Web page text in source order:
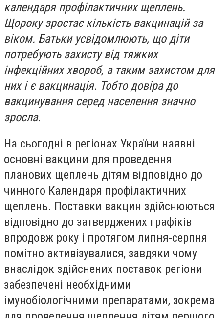
календаря профілактичних щеплень.
Щороку зростає кількість вакцинацій за
віком. Батьки усвідомлюють, що діти
потребують захисту від тяжких
інфекційних хвороб, а таким захистом для
них і є вакцинація. Тобто довіра до
вакцинування серед населення значно
зросла.
На сьогодні в регіонах України наявні
основні вакцини для проведення
планових щеплень дітям відповідно до
чинного Календаря профілактичних
щеплень. Поставки вакцин здійснюються
відповідно до затверджених графіків
впродовж року і протягом липня-серпня
помітно активізувалися, завдяки чому
внаслідок здійснених поставок регіони
забезпечені необхідними
імунобіологічними препаратами, зокрема